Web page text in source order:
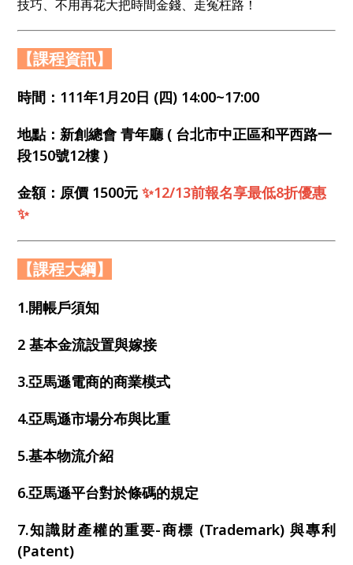
技巧、不用再花大把時間金錢、走冤枉路！
【課程資訊】
時間：111年1月20日 (四) 14:00~17:00
地點：新創總會 青年廳 ( 台北市中正區和平西路一
段150號12樓 )
金額：原價 1500元✨12/13前報名享最低8折優惠
✨
【課程大綱】
1.開帳戶須知
2 基本金流設置與嫁接
3.亞馬遜電商的商業模式
4.亞馬遜市場分布與比重
5.基本物流介紹
6.亞馬遜平台對於條碼的規定
7.知識財產權的重要-商標 (Trademark) 與專利
(Patent)